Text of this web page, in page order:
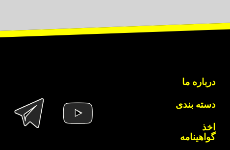
درباره ما
دسته بندی
اخذ
گواهینامه